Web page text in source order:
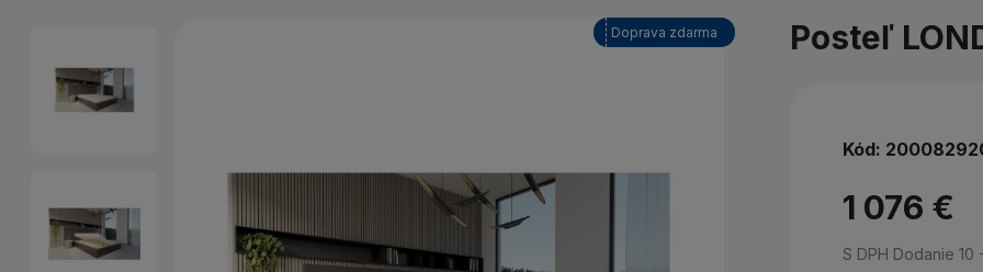
Doprava zdarma Posteľ
Kód:
1 076 €
S DPH Dodanie 10